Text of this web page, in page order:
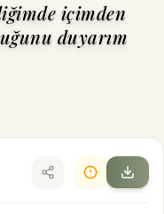
içimden
duyarım